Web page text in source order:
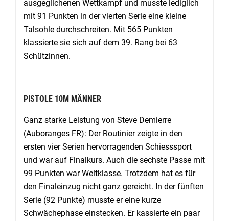
ausgeglichenen Wettkampf und musste lediglich
mit 91 Punkten in der vierten Serie eine kleine
Talsohle durchschreiten. Mit 565 Punkten
klassierte sie sich auf dem 39. Rang bei 63
Schützinnen.
PISTOLE 10M MÄNNER
Ganz starke Leistung von Steve Demierre
(Auboranges FR): Der Routinier zeigte in den
ersten vier Serien hervorragenden Schiesssport
und war auf Finalkurs. Auch die sechste Passe mit
99 Punkten war Weltklasse. Trotzdem hat es für
den Finaleinzug nicht ganz gereicht. In der fünften
Serie (92 Punkte) musste er eine kurze
Schwächephase einstecken. Er kassierte ein paar